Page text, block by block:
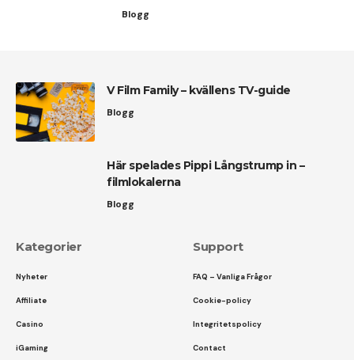
Blogg
V Film Family – kvällens TV-guide
Blogg
Här spelades Pippi Långstrump in –
filmlokalerna
Blogg
Kategorier
Nyheter
Affiliate
Casino
iGaming
Support
FAQ – Vanliga Frågor
Cookie-policy
Integritetspolicy
Contact